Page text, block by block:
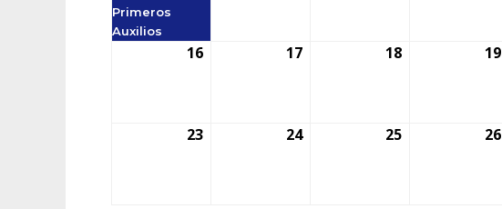
Primeros
Auxilios
16 17 18 19
23 24 25 26